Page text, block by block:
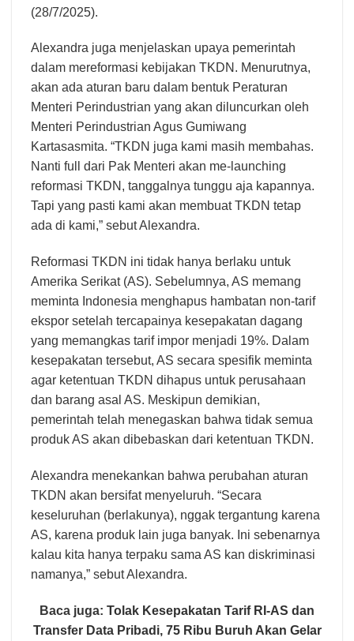
(28/7/2025).
Alexandra juga menjelaskan upaya pemerintah
dalam mereformasi kebijakan TKDN. Menurutnya,
akan ada aturan baru dalam bentuk Peraturan
Menteri Perindustrian yang akan diluncurkan oleh
Menteri Perindustrian Agus Gumiwang
Kartasasmita. “TKDN juga kami masih membahas.
Nanti full dari Pak Menteri akan me-launching
reformasi TKDN, tanggalnya tunggu aja kapannya.
Tapi yang pasti kami akan membuat TKDN tetap
ada di kami,” sebut Alexandra.
Reformasi TKDN ini tidak hanya berlaku untuk
Amerika Serikat (AS). Sebelumnya, AS memang
meminta Indonesia menghapus hambatan non-tarif
ekspor setelah tercapainya kesepakatan dagang
yang memangkas tarif impor menjadi 19%. Dalam
kesepakatan tersebut, AS secara spesifik meminta
agar ketentuan TKDN dihapus untuk perusahaan
dan barang asal AS. Meskipun demikian,
pemerintah telah menegaskan bahwa tidak semua
produk AS akan dibebaskan dari ketentuan TKDN.
Alexandra menekankan bahwa perubahan aturan
TKDN akan bersifat menyeluruh. “Secara
keseluruhan (berlakunya), nggak tergantung karena
AS, karena produk lain juga banyak. Ini sebenarnya
kalau kita hanya terpaku sama AS kan diskriminasi
namanya,” sebut Alexandra.
Baca juga: Tolak Kesepakatan Tarif RI-AS dan
Transfer Data Pribadi, 75 Ribu Buruh Akan Gelar